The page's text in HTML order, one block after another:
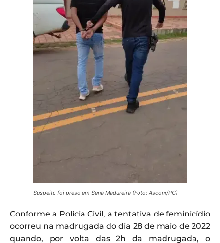
Suspeito foi preso em Sena Madureira (Foto: Ascom/PC)
Conforme a Polícia Civil, a tentativa de feminicídio
ocorreu na madrugada do dia 28 de maio de 2022
quando, por volta das 2h da madrugada, o